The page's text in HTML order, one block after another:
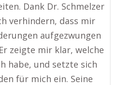
Dank Dr. Schmelzer
verhindern, dass mir
aufgezwungen
zeigte mir klar, welche
habe, und setzte sich
für mich ein. Seine